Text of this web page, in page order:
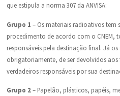
que estipula a norma 307 da ANVISA:
Grupo 1 – Os materiais radioativos tem
procedimento de acordo com o CNEM,
responsáveis pela destinação final. Já
obrigatoriamente, de ser devolvidos aos
verdadeiros responsáveis por sua
Grupo 2– Papelão, plásticos, papéis,